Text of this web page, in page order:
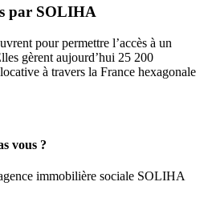
par SOLIHA
pour permettre l’accès à un
gèrent aujourd’hui 25 200
à travers la France hexagonale
vous ?
immobilière sociale SOLIHA